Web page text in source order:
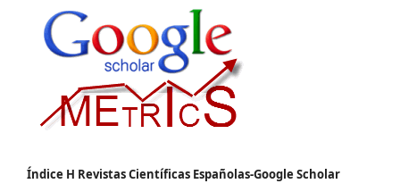
Índice H Revistas Científicas Españolas-Google Scholar